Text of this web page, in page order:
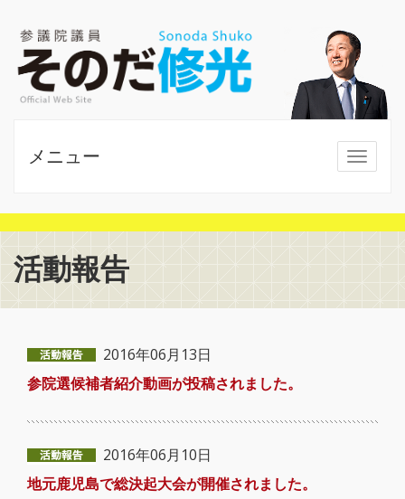
MENU
メニュー
活動報告
2016年06月13日
参院選候補者紹介動画が投稿されました。
2016年06月10日
地元鹿児島で総決起大会が開催されました。